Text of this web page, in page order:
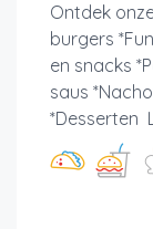
Ontdek
burgers
en snacks
saus
*Desserten